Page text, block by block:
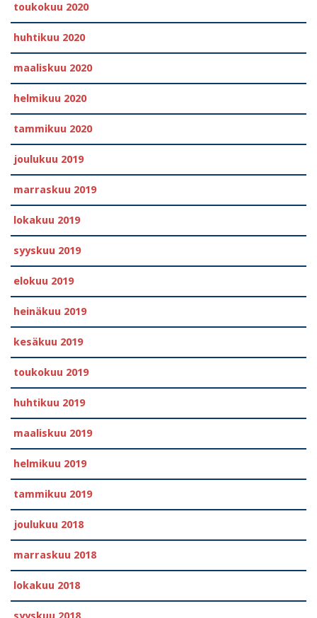
toukokuu 2020
huhtikuu 2020
maaliskuu 2020
helmikuu 2020
tammikuu 2020
joulukuu 2019
marraskuu 2019
lokakuu 2019
syyskuu 2019
elokuu 2019
heinäkuu 2019
kesäkuu 2019
toukokuu 2019
huhtikuu 2019
maaliskuu 2019
helmikuu 2019
tammikuu 2019
joulukuu 2018
marraskuu 2018
lokakuu 2018